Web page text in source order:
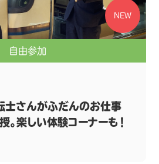
NEW
自由参加
士さんがふだんのお仕事
。楽しい体験コーナーも！